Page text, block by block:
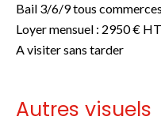
Bail 3/6/9 tous
Loyer mensuel : 2950 € HT
A visiter sans tarder
Autres visuels